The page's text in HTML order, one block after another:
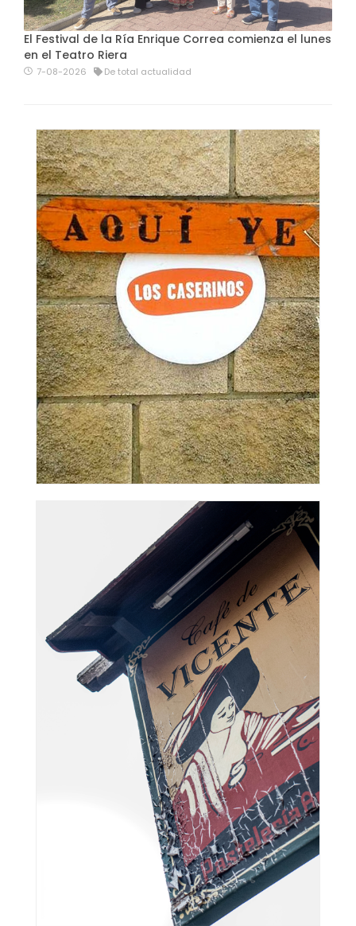
El Festival de la Ría Enrique Correa comienza el lunes
en el Teatro Riera
7-08-2026 De total actualidad